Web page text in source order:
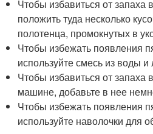
Чтобы избавиться от запаха
положить туда несколько
полотенца, промокнутых в
Чтобы избежать появления
используйте смесь из воды и
Чтобы избавиться от запаха
машине, добавьте в нее
Чтобы избежать появления
используйте наволочки для